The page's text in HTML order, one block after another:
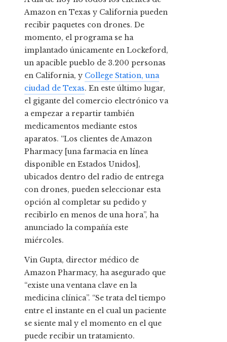
Amazon en Texas y California pueden
recibir paquetes con drones. De
momento, el programa se ha
implantado únicamente en Lockeford,
un apacible pueblo de 3.200 personas
en California, y College Station, una
ciudad de Texas. En este último lugar,
el gigante del comercio electrónico va
a empezar a repartir también
medicamentos mediante estos
aparatos. “Los clientes de Amazon
Pharmacy [una farmacia en línea
disponible en Estados Unidos],
ubicados dentro del radio de entrega
con drones, pueden seleccionar esta
opción al completar su pedido y
recibirlo en menos de una hora”, ha
anunciado la compañía este
miércoles.
Vin Gupta, director médico de
Amazon Pharmacy, ha asegurado que
“existe una ventana clave en la
medicina clínica”. “Se trata del tiempo
entre el instante en el cual un paciente
se siente mal y el momento en el que
puede recibir un tratamiento.